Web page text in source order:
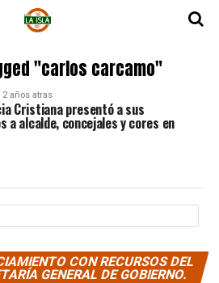
"carlos carcamo"
2 años atras
Cristiana presentó a sus
a alcalde, concejales y cores en
CON RECURSOS DEL
GENERAL DE GOBIERNO.